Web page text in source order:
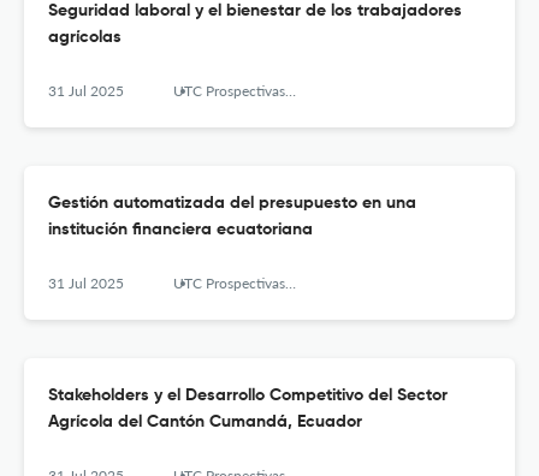
Seguridad laboral y el bienestar de los trabajadores
agrícolas
31 Jul 2025 UTC Prospectivas: Revista de Ciencias Administrativas y Económicas
Gestión automatizada del presupuesto en una
institución financiera ecuatoriana
31 Jul 2025 UTC Prospectivas: Revista de Ciencias Administrativas y Económicas
Stakeholders y el Desarrollo Competitivo del Sector
Agrícola del Cantón Cumandá, Ecuador